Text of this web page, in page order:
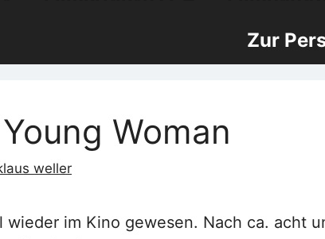
Zur
Woman
weller
wieder im Kino gewesen. Nach ca. acht